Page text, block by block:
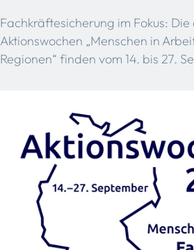
Fachkräftesicherung im Fokus:
Aktionswochen „Menschen in
Regionen“ finden vom 14. bis 27.